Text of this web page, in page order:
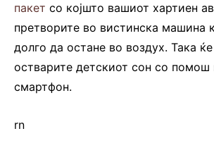
пакет со којшто вашиот хартиен
претворите во вистинска машина
долго да остане во воздух. Така
остварите детскиот сон со помош
смартфон.
rn